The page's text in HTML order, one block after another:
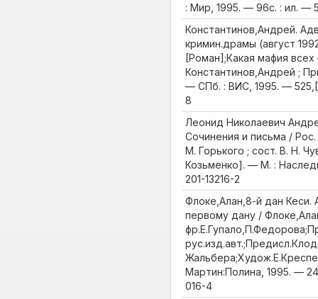
: Мир, 1995. — 96с. : ил. —
Константинов,Андрей.
кримин.драмы (август
[Роман];Какая мафия
Константинов,Андрей ;
— СПб. : ВИС, 1995. —
8
Леонид Николаевич
Сочинения и письма /
М. Горького ; сост. В. Н.
Козьменко]. — М. :
201-13216-2
Флоке,Алан,8-й дан Кеси.
первому дану /
Мартин:Полина, 1995. —
016-4